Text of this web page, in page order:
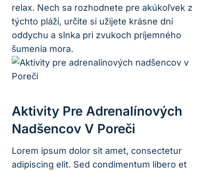
relax. Nech sa rozhodnete pre akúkoľvek z
týchto pláží, určite si užijete krásne dni
oddychu a slnka pri zvukoch príjemného
šumenia mora.
Aktivity Pre Adrenalínových
Nadšencov V Poreči
Lorem ipsum dolor sit amet, consectetur
adipiscing elit. Sed condimentum libero et